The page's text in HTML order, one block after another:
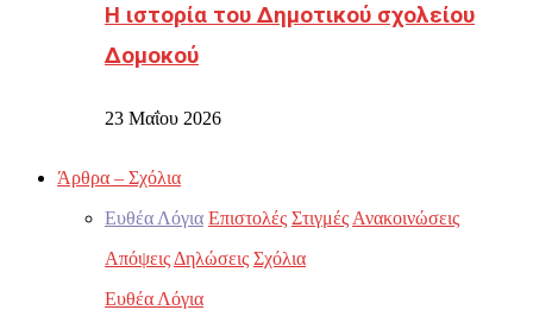
Η ιστορία του Δημοτικού σχολείου
Δομοκού
23 Μαΐου 2026
Άρθρα – Σχόλια
Ευθέα Λόγια Επιστολές Στιγμές Ανακοινώσεις
Απόψεις Δηλώσεις Σχόλια
Ευθέα Λόγια